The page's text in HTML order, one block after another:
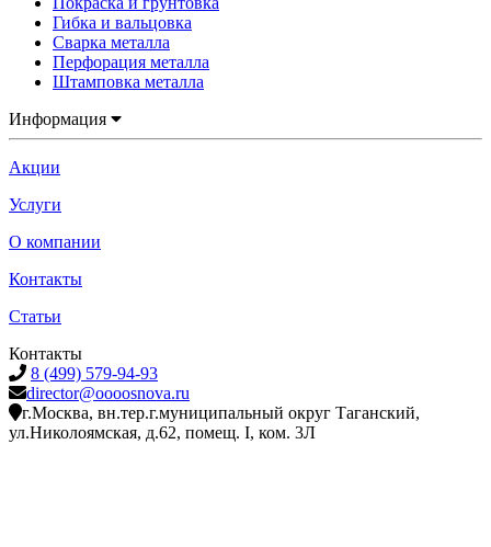
Гибка и вальцовка
Сварка металла
Перфорация металла
Штамповка металла
Информация
Акции
Услуги
О компании
Контакты
Статьи
Контакты
8 (499) 579-94-93
director@oooosnova.ru
г.Москва, вн.тер.г.муниципальный округ Таганский,
ул.Николоямская, д.62, помещ. I, ком. 3Л